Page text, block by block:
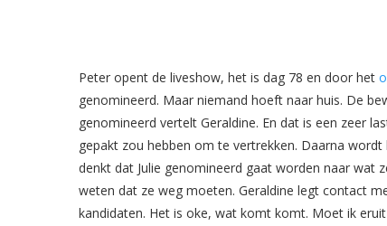
Peter opent de liveshow, het is dag 78 en door het
genomineerd. Maar niemand hoeft naar huis. De
genomineerd vertelt Geraldine. En dat is een zeer
gepakt zou hebben om te vertrekken. Daarna
denkt dat Julie genomineerd gaat worden naar wat
weten dat ze weg moeten. Geraldine legt contact
kandidaten. Het is oke, wat komt komt. Moet ik